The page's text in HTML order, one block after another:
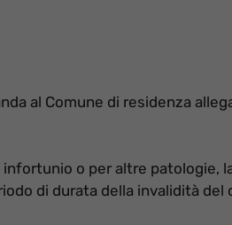
al Comune di residenza
infortunio o per altre patologie,
di durata della invalidità del